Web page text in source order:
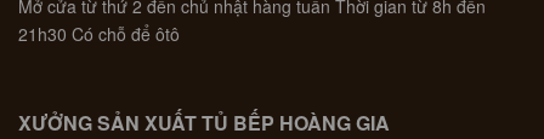
Mở cửa từ thứ 2 đến chủ nhật hàng tuần Thời gian từ 8h đến
21h30 Có chỗ để ôtô
XƯỞNG SẢN XUẤT TỦ BẾP HOÀNG GIA